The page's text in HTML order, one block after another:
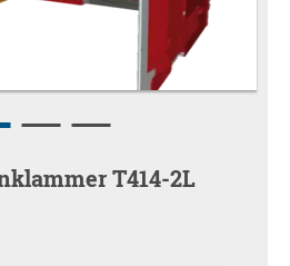
T414-2L